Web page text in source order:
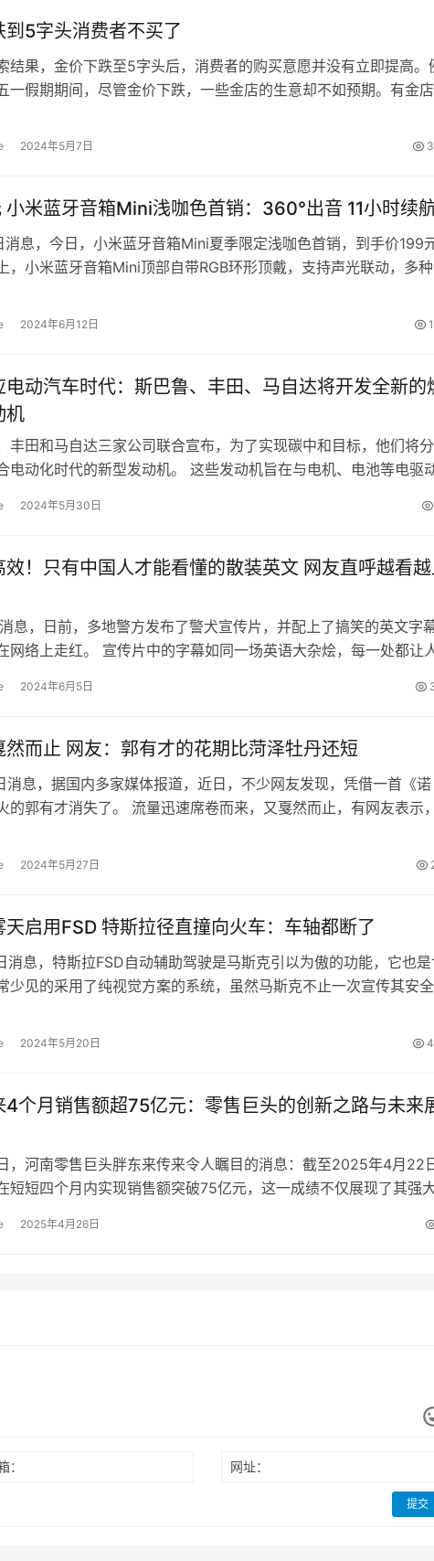
到5字头消费者不买了
结果，金价下跌至5字头后，消费者的购买意愿并没有立即提高。
一假期期间，尽管金价下跌，一些金店的生意却不如预期。有金店
2024年5月7日
小米蓝牙音箱Mini浅咖色首销：360°出音 11小时续
消息，今日，小米蓝牙音箱Mini夏季限定浅咖色首销，到手价199元
，小米蓝牙音箱Mini顶部自带RGB环形顶戴，支持声光联动，多种
2024年6月12日
电动汽车时代：斯巴鲁、丰田、马自达将开发全新的
机
丰田和马自达三家公司联合宣布，为了实现碳中和目标，他们将分
电动化时代的新型发动机。 这些发动机旨在与电机、电池等电驱
佳集成，通过小型化改变汽车布局，并…
2024年5月30日
效！只有中国人才能看懂的散装英文 网友直呼越看
息，日前，多地警方发布了警犬宣传片，并配上了搞笑的英文字幕
网络上走红。 宣传片中的字幕如同一场英语大杂烩，每一处都让
例如，字幕中的Germany j…
2024年6月5日
然而止 网友：郭有才的花期比菏泽牡丹还短
消息，据国内多家媒体报道，近日，不少网友发现，凭借一首《诺
的郭有才消失了。 流量迅速席卷而来，又戛然而止，有网友表示
2024年5月27日
天启用FSD 特斯拉径直撞向火车：车轴都断了
消息，特斯拉FSD自动辅助驾驶是马斯克引以为傲的功能，它也
少见的采用了纯视觉方案的系统，虽然马斯克不止一次宣传其安全
2024年5月20日
4个月销售额超75亿元：零售巨头的创新之路与未来
河南零售巨头胖东来传来令人瞩目的消息：截至2025年4月22日
短短四个月内实现销售额突破75亿元，这一成绩不仅展现了其强
力，也凸显了其在零售行业中的…
2025年4月26日
： 网址：
提交